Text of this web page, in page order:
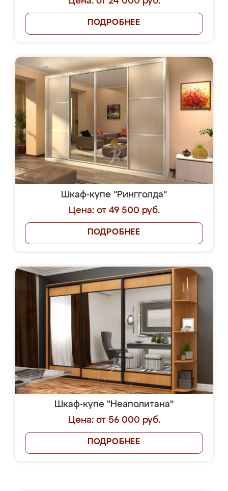
ПОДРОБНЕЕ
Шкаф-купе "Рингголда"
Цена: от 49 500 руб.
ПОДРОБНЕЕ
Шкаф-купе "Неаполитана"
Цена: от 56 000 руб.
ПОДРОБНЕЕ